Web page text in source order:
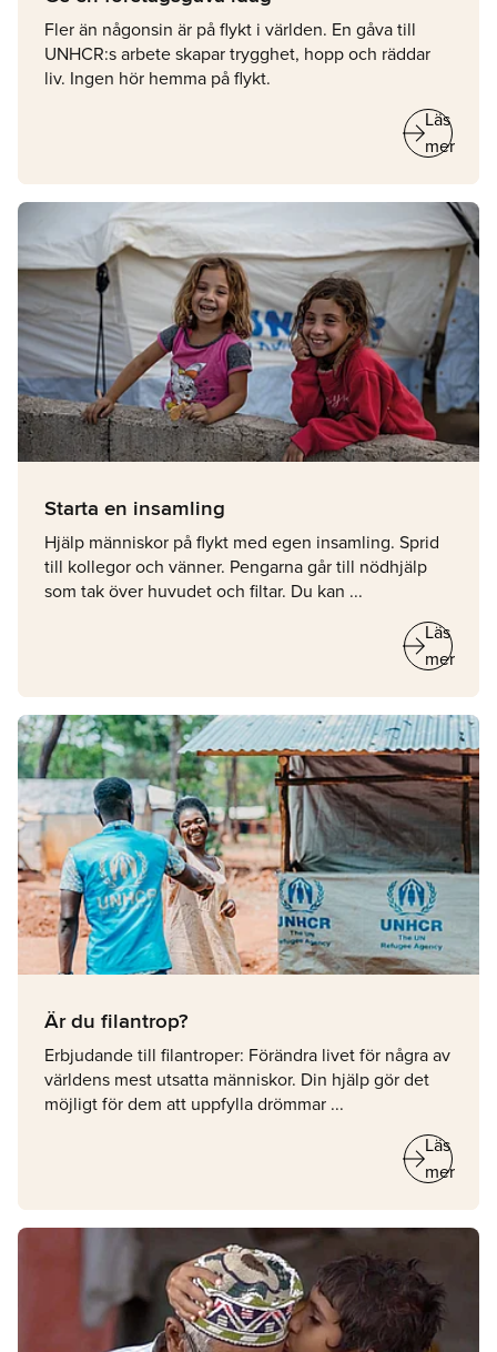
Fler än någonsin är på flykt i världen. En gåva till
UNHCR:s arbete skapar trygghet, hopp och räddar
liv. Ingen hör hemma på flykt.
arrow_right_altLäs
mer
Starta en insamling
Hjälp människor på flykt med egen insamling. Sprid
till kollegor och vänner. Pengarna går till nödhjälp
som tak över huvudet och filtar. Du kan ...
arrow_right_altLäs
mer
Är du filantrop?
Erbjudande till filantroper: Förändra livet för några av
världens mest utsatta människor. Din hjälp gör det
möjligt för dem att uppfylla drömmar ...
arrow_right_altLäs
mer